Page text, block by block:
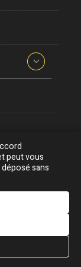
droits réservés |
cookies|Dernière
peut vous
sans